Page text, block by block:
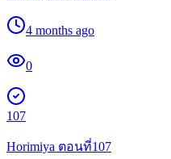
4 months ago
0
107
Horimiya ตอนที่107